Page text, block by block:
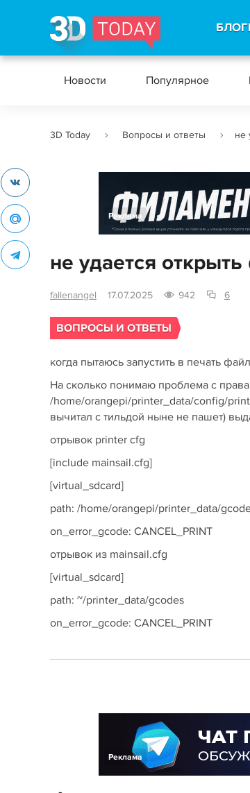
Новости Популярное
3D Today Вопросы и ответы не
Реклама
не удается
fallenangel 17.07.2025 942 6
ВОПРОСЫ И ОТВЕТЫ
когда пытаюсь запустить в печать
На сколько понимаю проблема с
/home/orangepi/printer_data/config/
вычитал с тильдой ныне не пашет)
отрывок printer cfg
[include mainsail.cfg]
[virtual_sdcard]
path: /home/orangepi/printer_data/
on_error_gcode: CANCEL_PRINT
отрывок из mainsail.cfg
[virtual_sdcard]
path: ~/printer_data/gcodes
on_error_gcode: CANCEL_PRINT
Реклама